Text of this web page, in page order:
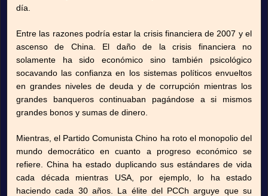
día.
Entre las razones podría estar la crisis financiera de 2007 y el
ascenso de China. El daño de la crisis financiera no
solamente ha sido económico sino también psicológico
socavando las confianza en los sistemas políticos envueltos
en grandes niveles de deuda y de corrupción mientras los
grandes banqueros continuaban pagándose a si mismos
grandes bonos y sumas de dinero.
Mientras, el Partido Comunista Chino ha roto el monopolio del
mundo democrático en cuanto a progreso económico se
refiere. China ha estado duplicando sus estándares de vida
cada década mientras USA, por ejemplo, lo ha estado
haciendo cada 30 años. La élite del PCCh arguye que su